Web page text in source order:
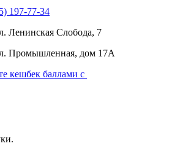
197-77-34
Ленинская Слобода, 7
Промышленная, дом 17А
кешбек баллами с